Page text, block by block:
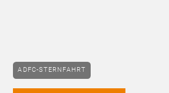
ADFC-STERNFAHRT